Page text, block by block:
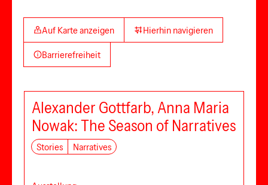
Auf Karte anzeigen Hierhin navigieren
Barrierefreiheit
Alexander Gottfarb, Anna Maria
Nowak: The Season of Narratives
Stories Narratives